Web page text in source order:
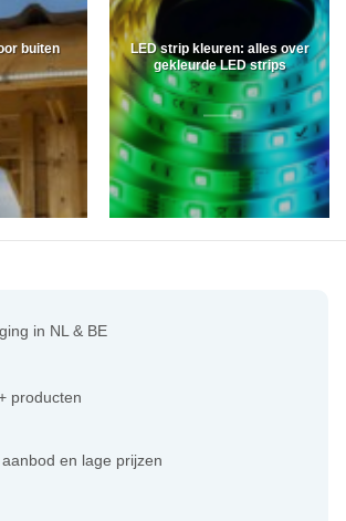
buiten
LED strip kleuren: alles over
gekleurde LED strips
in NL & BE
producten
en lage prijzen